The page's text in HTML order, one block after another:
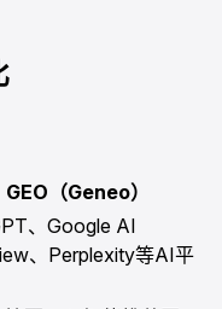
GEO（Geneo）
、Google AI
、Perplexity等AI平